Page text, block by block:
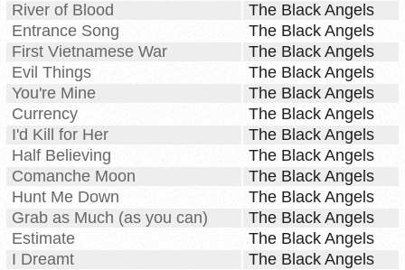
River of Blood
The Black Angels
Entrance Song
The Black Angels
First Vietnamese War
The Black Angels
Evil Things
The Black Angels
You're Mine
The Black Angels
Currency
The Black Angels
I'd Kill for Her
The Black Angels
Half Believing
The Black Angels
Comanche Moon
The Black Angels
Hunt Me Down
The Black Angels
Grab as Much (as you can)
The Black Angels
Estimate
The Black Angels
I Dreamt
The Black Angels